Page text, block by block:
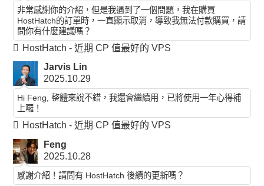
非常感謝你的介紹，但是我遇到了一個問題，我在購買
HostHatch的訂單時，一直顯示取消，導致我無法付款購買，請
問你有什麼建議嗎？
HostHatch - 近期 CP 值最好的 VPS
Jarvis Lin
2025.10.29
Hi Feng, 整體來說不錯，我還會繼續用，已將使用一年心得補
上囉！
HostHatch - 近期 CP 值最好的 VPS
Feng
2025.10.28
感謝介紹！請問有 HostHatch 後續的更新嗎？